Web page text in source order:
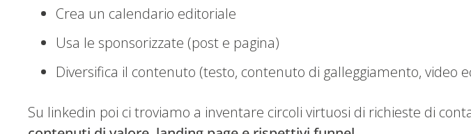
Crea un calendario editoriale
Usa le sponsorizzate (post e pagina)
Diversifica il contenuto (testo, contenuto di galleggiamento, video
Su linkedin poi ci troviamo a inventare circoli virtuosi di richieste di